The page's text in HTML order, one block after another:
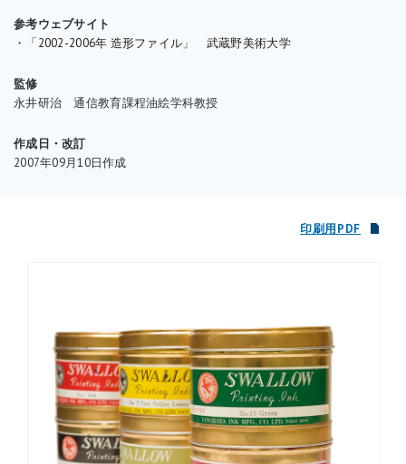
参考ウェブサイト
・
「2002-2006年 造形ファイル」 武蔵野美術大学
監修
永井研治 通信教育課程油絵学科教授
作成日・改訂
2007年09月10日作成
印刷用PDF